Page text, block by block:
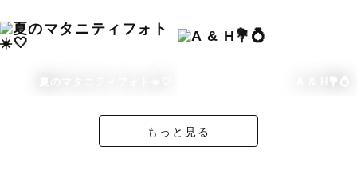
A & H💐💍
もっと見る